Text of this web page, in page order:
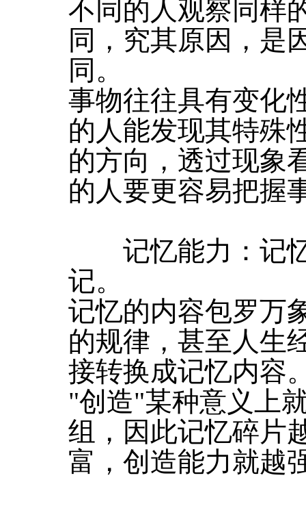
不同的人观察同样
同，究其原因，是
同。
事物往往具有变化
的人能发现其特殊
的方向，透过现象
的人要更容易把握
记忆能力：记忆
记。
记忆的内容包罗万
的规律，甚至人生
接转换成记忆内容
"创造"某种意义上
组，因此记忆碎片
富，创造能力就越